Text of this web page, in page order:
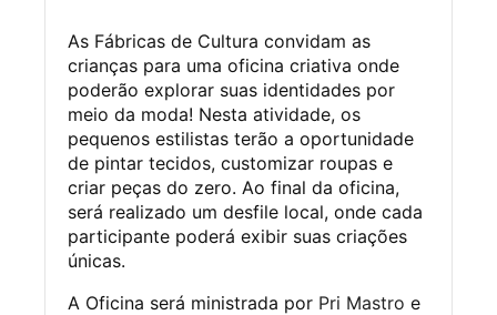
As Fábricas de Cultura convidam as
crianças para uma oficina criativa onde
poderão explorar suas identidades por
meio da moda! Nesta atividade, os
pequenos estilistas terão a oportunidade
de pintar tecidos, customizar roupas e
criar peças do zero. Ao final da oficina,
será realizado um desfile local, onde cada
participante poderá exibir suas criações
únicas.
A Oficina será ministrada por Pri Mastro e